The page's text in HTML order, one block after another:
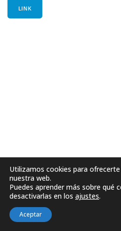
LINK
Utilizamos cookies para
nuestra web.
Puedes aprender más sobre qué
desactivarlas en los ajustes.
Aceptar